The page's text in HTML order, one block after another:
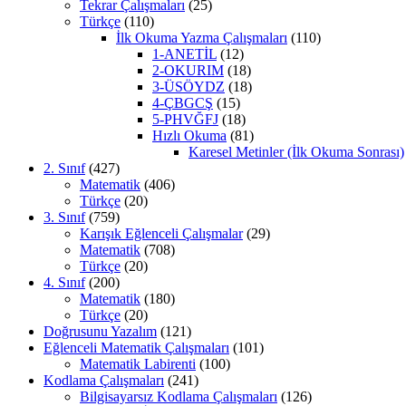
Tekrar Çalışmaları (25)
Türkçe (110)
İlk Okuma Yazma Çalışmaları (110)
1-ANETİL (12)
2-OKURIM (18)
3-ÜSÖYDZ (18)
4-ÇBGCŞ (15)
5-PHVĞFJ (18)
Hızlı Okuma (81)
Karesel Metinler (İlk Okuma Sonrası)
2. Sınıf(427)
Matematik (406)
Türkçe (20)
3. Sınıf(759)
Karışık Eğlenceli Çalışmalar(29)
Matematik (708)
Türkçe (20)
4. Sınıf(200)
Matematik (180)
Türkçe (20)
Doğrusunu Yazalım (121)
Eğlenceli Matematik Çalışmaları (101)
Matematik Labirenti (100)
Kodlama Çalışmaları (241)
Bilgisayarsız Kodlama Çalışmaları (126)